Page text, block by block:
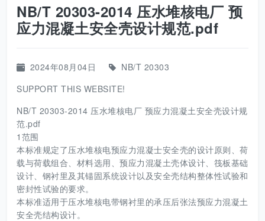
NB/T 20303-2014 压水堆核电厂 预
应力混凝土安全壳设计规范.pdf
2024年08月04日
NB/T 20303
SUPPORT THIS WEBSITE!
NB/T 20303-2014 压水堆核电厂 预应力混凝土安全壳设计规
范.pdf
1范围
本标准规定了压水堆核电预应力混凝士安全壳的设计原则、荷
载与荷载组合、材料选用、预应力混凝土壳体设计、筏板基础
设计、钢衬里及其锚固系统设计以及安全壳结构整体性试验和
密封性试验的要求。
本标准适用于压水堆核电带钢衬里的承压后张法预应力混凝土
安全壳结构设计。